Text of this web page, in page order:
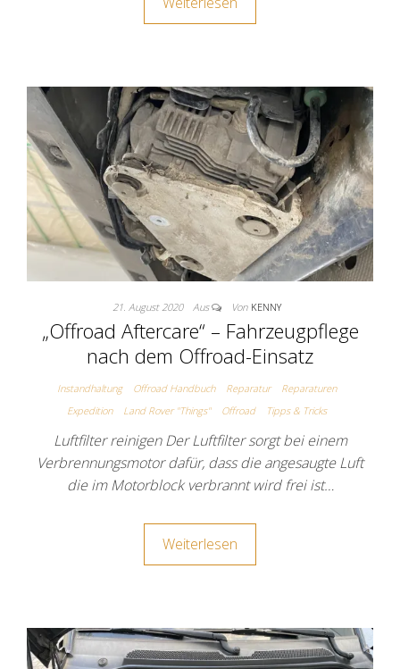
21. August 2020 Aus Von KENNY
„Offroad Aftercare“ – Fahrzeugpflege
nach dem Offroad-Einsatz
Instandhaltung Offroad Handbuch Reparatur
Reparaturen
Expedition
Land Rover "Things" Offroad Tipps & Tricks
Luftfilter reinigen Der Luftfilter sorgt bei einem
Verbrennungsmotor dafür, dass die angesaugte Luft
die im Motorblock verbrannt wird frei ist…
Weiterlesen